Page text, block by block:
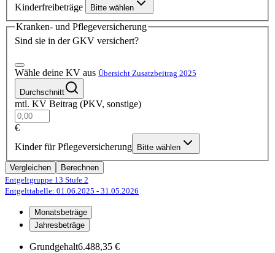
Kinderfreibeträge Bitte wählen
Kranken- und Pflegeversicherung
Sind sie in der GKV versichert?
Wähle deine KV aus Übersicht Zusatzbeitrag 2025
Durchschnitt
mtl. KV Beitrag (PKV, sonstige)
€
Kinder für Pflegeversicherung
Bitte wählen
Vergleichen
Berechnen
Entgeltgruppe 13 Stufe 2
Entgelttabelle: 01.06.2025 - 31.05.2026
Monatsbeträge
Jahresbeträge
Grundgehalt6.488,35 €